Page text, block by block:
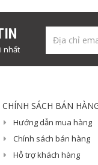
nhất
CHÍNH SÁCH BÁN
Hướng dẫn mua hàng
Chính sách bán hàng
Hỗ trợ khách hàng